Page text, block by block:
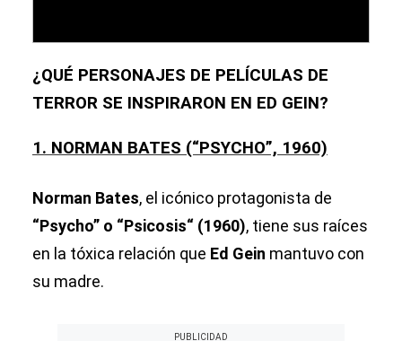
¿QUÉ PERSONAJES DE PELÍCULAS DE
TERROR SE INSPIRARON EN ED GEIN?
1. NORMAN BATES (“PSYCHO”, 1960)
Norman Bates, el icónico protagonista de
“Psycho” o “Psicosis“ (1960), tiene sus raíces
en la tóxica relación que Ed Gein mantuvo con
su madre.